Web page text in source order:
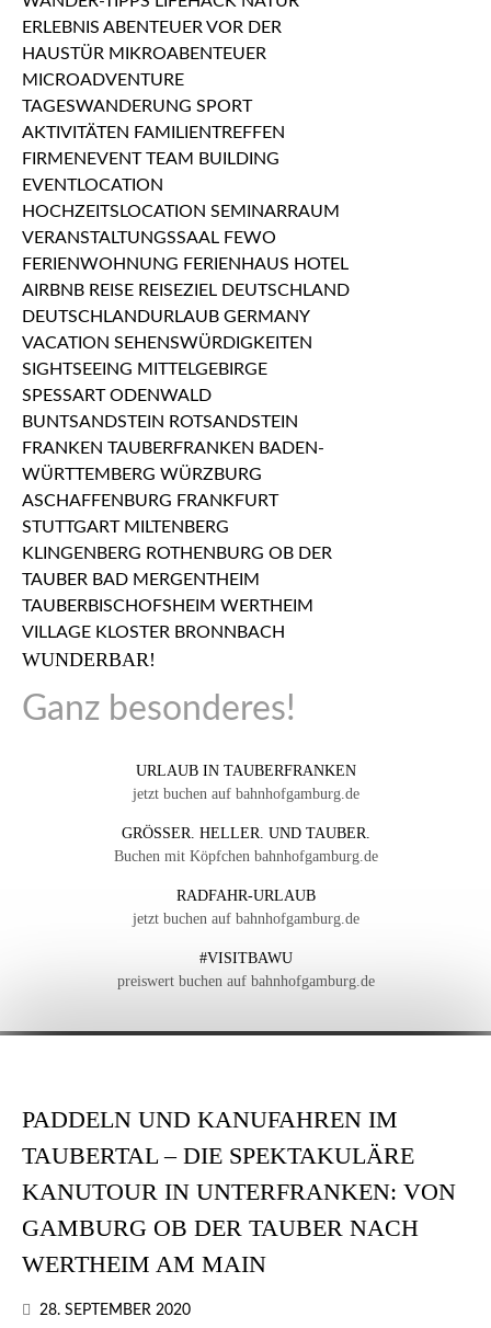
WUNDERBAR!
Ganz besonderes!
URLAUB IN TAUBERFRANKEN
jetzt buchen auf bahnhofgamburg.de
GRÖSSER. HELLER. UND TAUBER.
Buchen mit Köpfchen bahnhofgamburg.de
RADFAHR-URLAUB
jetzt buchen auf bahnhofgamburg.de
#VISITBAWU
preiswert buchen auf bahnhofgamburg.de
PADDELN UND KANUFAHREN IM
TAUBERTAL – DIE SPEKTAKULÄRE
KANUTOUR IN UNTERFRANKEN: VON
GAMBURG OB DER TAUBER NACH
WERTHEIM AM MAIN
28. SEPTEMBER 2020